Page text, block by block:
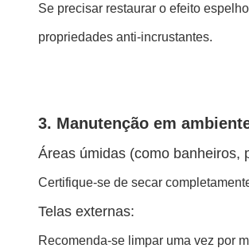
Se precisar restaurar o efeito
propriedades anti-incrustantes.
3. Manutenção em
Áreas úmidas (como banheiros,
Certifique-se de secar
Telas externas:
Recomenda-se limpar uma vez por